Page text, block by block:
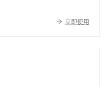
立即使用